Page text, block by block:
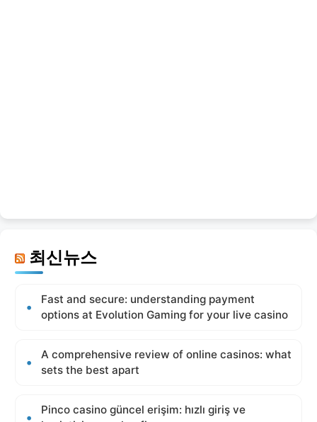
최신뉴스
Fast and secure: understanding payment
options at Evolution Gaming for your live casino
A comprehensive review of online casinos: what
sets the best apart
Pinco casino güncel erişim: hızlı giriş ve